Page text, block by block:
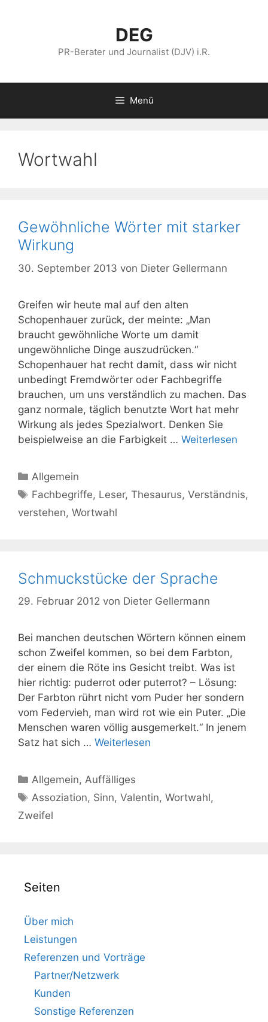
DEG
PR-Berater und Journalist (DJV) i.R.
Menü
Wortwahl
Gewöhnliche Wörter mit starker
Wirkung
30. September 2013 von Dieter Gellermann
Greifen wir heute mal auf den alten
Schopenhauer zurück, der meinte: „Man
braucht gewöhnliche Worte um damit
ungewöhnliche Dinge auszudrücken.“
Schopenhauer hat recht damit, dass wir nicht
unbedingt Fremdwörter oder Fachbegriffe
brauchen, um uns verständlich zu machen. Das
ganz normale, täglich benutzte Wort hat mehr
Wirkung als jedes Spezialwort. Denken Sie
beispielweise an die Farbigkeit … Weiterlesen
Kategorien
Allgemein
Schlagwörter
Fachbegriffe, Leser,Thesaurus,Verständnis,
verstehen, Wortwahl
Schmuckstücke der Sprache
29. Februar 2012 von Dieter Gellermann
Bei manchen deutschen Wörtern können einem
schon Zweifel kommen, so bei dem Farbton,
der einem die Röte ins Gesicht treibt. Was ist
hier richtig: puderrot oder puterrot? – Lösung:
Der Farbton rührt nicht vom Puder her sondern
vom Federvieh, man wird rot wie ein Puter. „Die
Menschen waren völlig ausgemerkelt.“ In jenem
Satz hat sich … Weiterlesen
Kategorien
Allgemein,Auffälliges
Schlagwörter
Assoziation, Sinn,Valentin,Wortwahl,
Zweifel
Seiten
Über mich
Leistungen
Referenzen und Vorträge
Partner/Netzwerk
Kunden
Sonstige Referenzen